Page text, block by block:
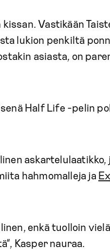
Vastikään
lukion penkiltä
asiasta, on
Half Life -pelin
hahmomalleja ja
enkä tuolloin
Kasper nauraa.